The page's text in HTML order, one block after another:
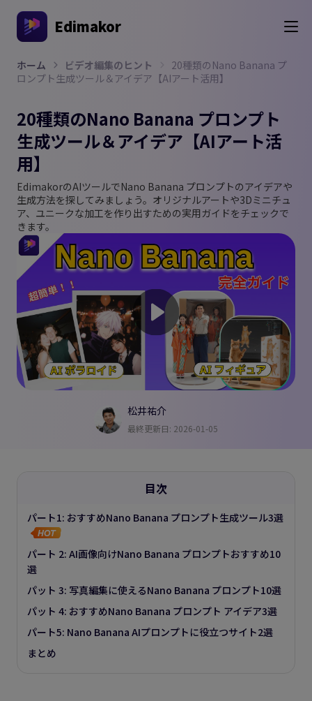
Edimakor
ホーム ビデオ編集のヒント
20種類のNano Banana プ
ロンプト生成ツール＆アイデア【AIアート活用】
20種類のNano Banana プロンプト
生成ツール＆アイデア【AIアート活
用】
EdimakorのAIツールでNano Banana プロンプトのアイデアや
生成方法を探してみましょう。オリジナルアートや3Dミニチュ
ア、ユニークな加工を作り出すための実用ガイドをチェックで
きます。
松井祐介
最終更新日: 2026-01-05
目次
パート1: おすすめNano Banana プロンプト生成ツール3選
パート 2: AI画像向けNano Banana プロンプトおすすめ10
選
パット 3: 写真編集に使えるNano Banana プロンプト10選
パット 4: おすすめNano Banana プロンプト アイデア3選
パート5: Nano Banana AIプロンプトに役立つサイト2選
まとめ